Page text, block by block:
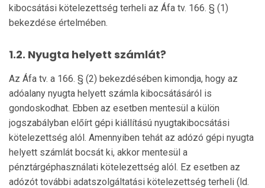
kibocsátási kötelezettség terheli az Áfa tv. 166. § (1)
bekezdése értelmében.
1.2. Nyugta helyett számlát?
Az Áfa tv. a 166. § (2) bekezdésében kimondja, hogy az
adóalany nyugta helyett számla kibocsátásáról is
gondoskodhat. Ebben az esetben mentesül a külön
jogszabályban előírt gépi kiállítású nyugtakibocsátási
kötelezettség alól. Amennyiben tehát az adózó gépi nyugta
helyett számlát bocsát ki, akkor mentesül a
pénztárgéphasználati köte­le­zettség alól. Ez esetben az
adózót további adatszolgáltatási kötelezettség terheli (ld.